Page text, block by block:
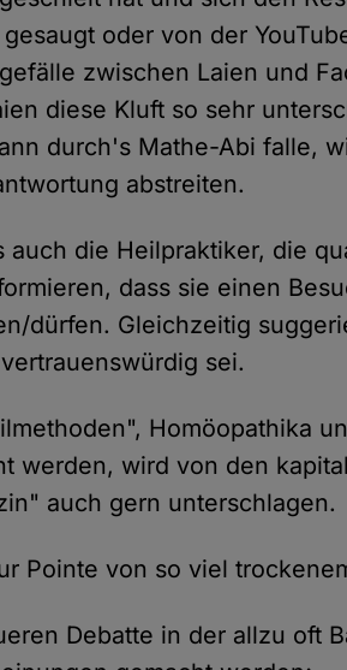
oder von der
zwischen Laien und
diese Kluft so sehr
durch's Mathe-Abi falle,
abstreiten.
auch die Heilpraktiker, die
dass sie einen
dürfen. Gleichzeitig
sei.
Homöopathika
werden, wird von den
auch gern unterschlagen.
Pointe von so viel
Debatte in der allzu oft